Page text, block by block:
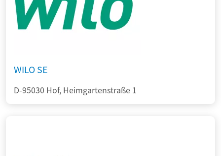
WILO SE
D-95030 Hof, Heimgartenstraße 1